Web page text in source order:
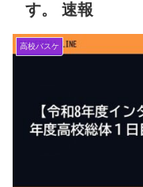
す。 速報
高校バスケ